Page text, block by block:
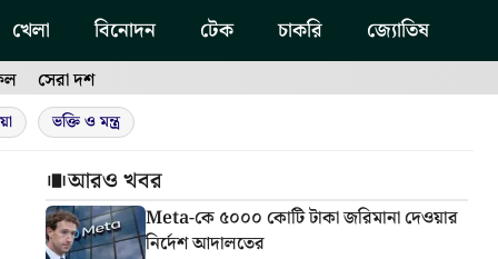
খেলা বিনোদন টেক চাকরি জ্যোতিষ
সেরা দশ
ভক্তি ও মন্ত্র
আরও খবর
Meta-কে ৫০০০ কোটি টাকা জরিমানা দেওয়ার
নির্দেশ আদালতের